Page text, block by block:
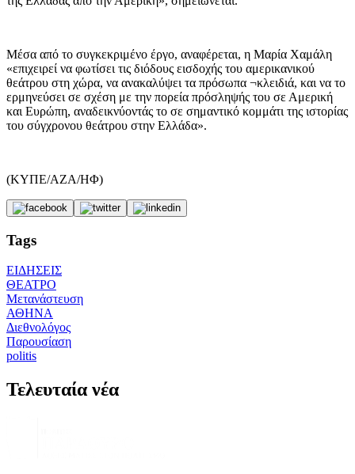
Μέσα από το συγκεκριμένο έργο, αναφέρεται, η Μαρία Χαμάλη
«επιχειρεί να φωτίσει τις διόδους εισδοχής του αμερικανικού
θεάτρου στη χώρα, να ανακαλύψει τα πρόσωπα ¬κλειδιά, και να το
ερμηνεύσει σε σχέση με την πορεία πρόσληψής του σε Αμερική
και Ευρώπη, αναδεικνύοντάς το σε σημαντικό κομμάτι της ιστορίας
του σύγχρονου θεάτρου στην Ελλάδα».
(ΚΥΠΕ/ΑΖΑ/ΗΦ)
Tags
ΕΙΔΗΣΕΙΣ
ΘΕΑΤΡΟ
Μετανάστευση
ΑΘΗΝΑ
Διεθνολόγος
Παρουσίαση
politis
Τελευταία νέα